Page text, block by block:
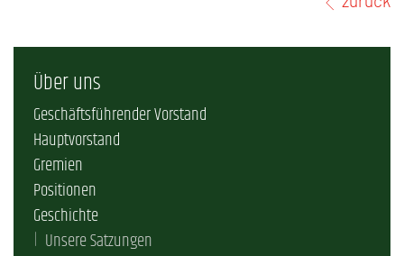
Über uns
Geschäftsführender Vorstand
Hauptvorstand
Gremien
Positionen
Geschichte
Unsere Satzungen